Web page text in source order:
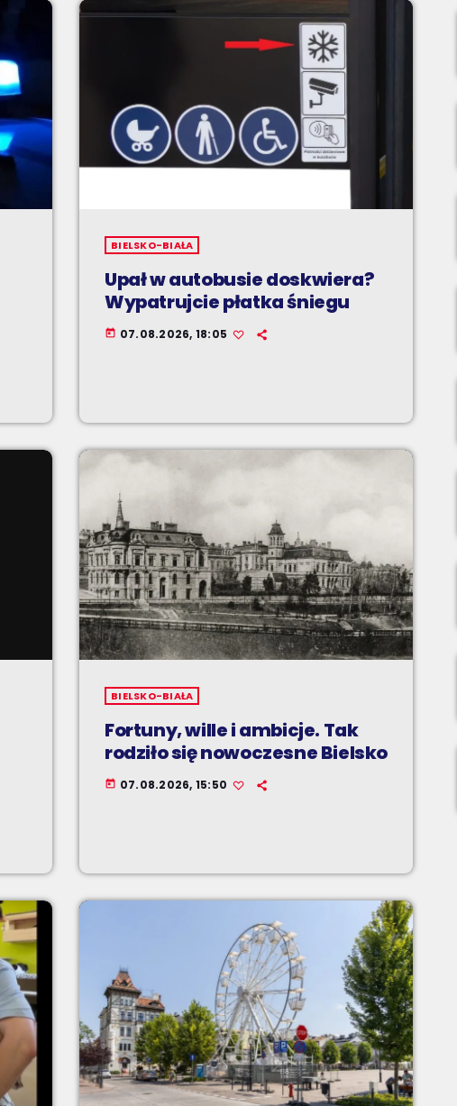
BIELSKO-BIAŁA
Upał w autobusie doskwiera?
Wypatrujcie płatka śniegu
today 07.08.2026, 18:05
BIELSKO-BIAŁA
Fortuny, wille i ambicje. Tak
rodziło się nowoczesne Bielsko
today 07.08.2026, 15:50